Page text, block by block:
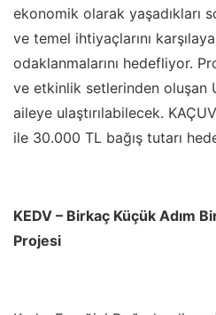
ekonomik olarak yaşadıkları
ve temel ihtiyaçlarını
odaklanmalarını hedefliyor.
ve etkinlik setlerinden oluşan
aileye ulaştırılabilecek.
ile 30.000 TL bağış tutarı
KEDV – Birkaç Küçük Adım
Projesi